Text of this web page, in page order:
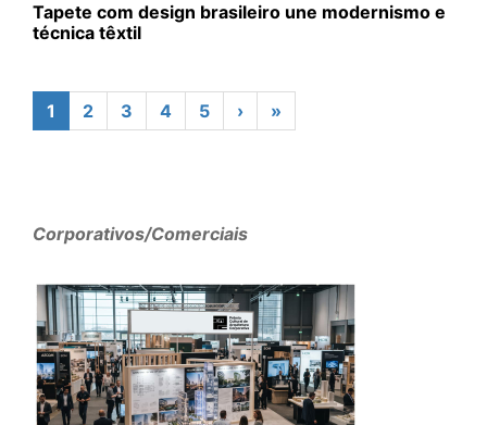
Tapete com design brasileiro une modernismo e
técnica têxtil
1 2 3 4 5 › »
Corporativos/Comerciais